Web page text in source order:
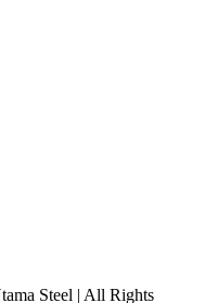
Steel | All Rights